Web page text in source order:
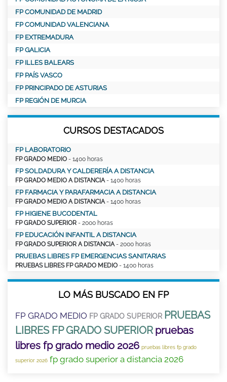
FP COMUNIDAD DE MADRID
FP COMUNIDAD VALENCIANA
FP EXTREMADURA
FP GALICIA
FP ILLES BALEARS
FP PAÍS VASCO
FP PRINCIPADO DE ASTURIAS
FP REGIÓN DE MURCIA
CURSOS DESTACADOS
FP LABORATORIO
FP GRADO MEDIO - 1400 horas
FP SOLDADURA Y CALDERERÍA A DISTANCIA
FP GRADO MEDIO A DISTANCIA - 1400 horas
FP FARMACIA Y PARAFARMACIA A DISTANCIA
FP GRADO MEDIO A DISTANCIA - 1400 horas
FP HIGIENE BUCODENTAL
FP GRADO SUPERIOR - 2000 horas
FP EDUCACIÓN INFANTIL A DISTANCIA
FP GRADO SUPERIOR A DISTANCIA - 2000 horas
PRUEBAS LIBRES FP EMERGENCIAS SANITARIAS
PRUEBAS LIBRES FP GRADO MEDIO - 1400 horas
LO MÁS BUSCADO EN FP
FP GRADO MEDIO FP GRADO SUPERIOR PRUEBAS
LIBRES FP GRADO SUPERIOR pruebas
libres fp grado medio 2026 pruebas libres fp grado
superior 2026 fp grado superior a distancia 2026